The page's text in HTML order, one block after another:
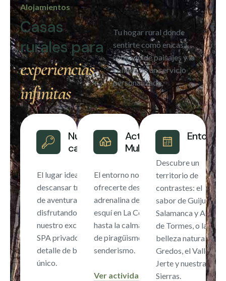
Alojamientos
Casas
rurales para
experiencias
infinitas
Tu hogar rural donde
sentirte como en casa,
rodeado de paisajes y la
calidez de un servicio
personalizado.
Nuestras
casas
El lugar ideal para
descansar tras un día
de aventura,
disfrutando de
nuestro exclusivo
SPA privado y un
detalle de bienvenida
único.
Actividades
Multiaventura
El entorno nos permite
ofrecerte desde la
adrenalina del rafting o el
esquí en La Covatilla,
hasta la calma de un día
de piragüismo o
senderismo.
Ver actividades
Entorno
Descubre un
territorio de
contrastes: el
sabor de Guijuelo,
Salamanca y Alba
de Tormes, o la
belleza natural de
Gredos, el Valle del
Jerte y nuestras
Sierras.